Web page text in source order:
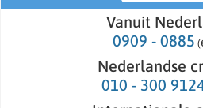
Vanuit
0909 - 0885
Nederlandse
010 - 300